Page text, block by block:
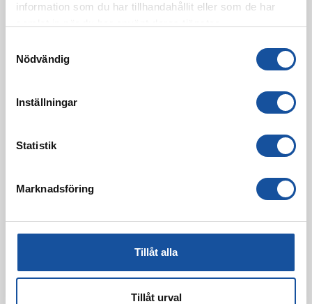
information som du har tillhandahållit eller som de har
Nödvändig
Inställningar
Statistik
Marknadsföring
Tillåt alla
Tillåt urval